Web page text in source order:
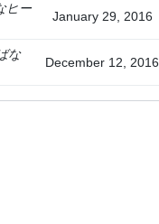
ヒー
January 29, 2016
な
December 12, 2016